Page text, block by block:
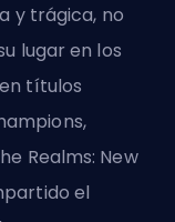
y trágica, no
lugar en los
títulos
Realms: New
el